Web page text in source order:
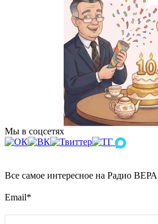
Мы в соцсетях
Все самое интересное на Радио
Email*